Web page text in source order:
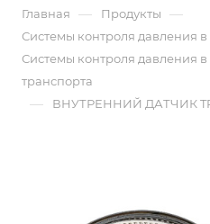
Главная — Продукты —
Системы контроля давления
Системы контроля давления
транспорта
— ВНУТРЕННИЙ ДАТЧИК